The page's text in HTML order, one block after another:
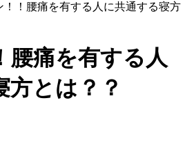
！！腰痛を有する人に共通する寝方
腰痛を有する人
方とは？？